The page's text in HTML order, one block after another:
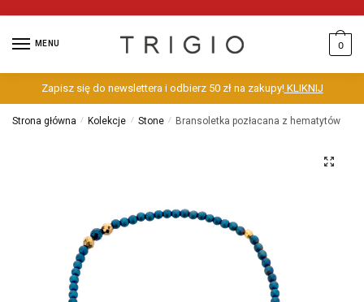
MENU 0
Zapisz się do newslettera i odbierz 50 zł na zakupy!KLIKNIJ
Strona główna / Kolekcje / Stone / Bransoletka pozłacana z hematytów